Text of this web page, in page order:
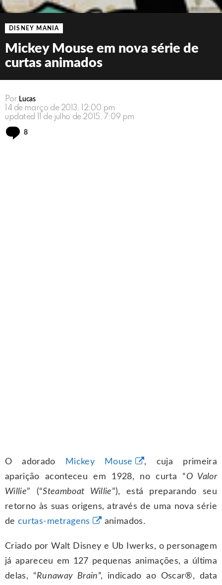
DISNEY MANIA
Mickey Mouse em nova série de
curtas animados
Por Lucas
14 de março de 2013, 12:00 pm
updated
11 de julho de 2015, 7:09 pm
8
O adorado Mickey Mouse
, cuja primeira
aparição aconteceu em 1928, no curta “O Valor
Willie” (“Steamboat Willie”), está preparando seu
retorno às suas origens, através de uma nova série
decurtas-metragens animados.
Criado por Walt Disney e Ub Iwerks, o personagem
já apareceu em 127 pequenas animações, a última
delas, “Runaway Brain”, indicado ao Oscar®, data